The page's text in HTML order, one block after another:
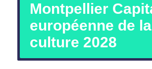
Montpellier
européenne de la
culture 2028